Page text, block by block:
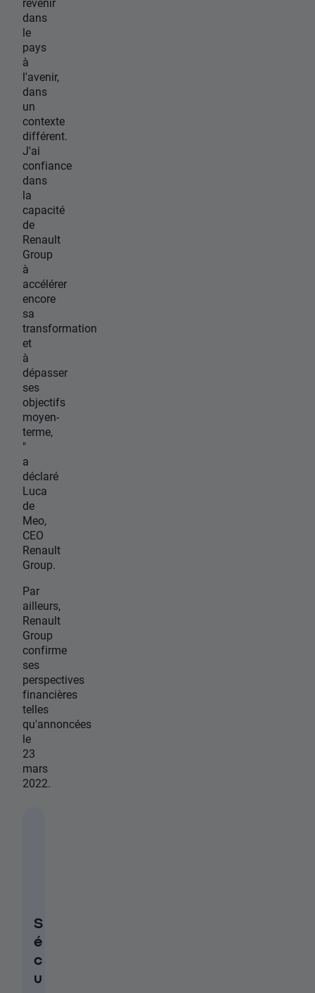
dans
le
pays
à
l'avenir,
dans
un
contexte
différent.
J'ai
confiance
dans
la
capacité
de
Renault
Group
à
accélérer
encore
sa
transformation
et
à
dépasser
ses
objectifs
moyen-
terme,
"
a
déclaré
Luca
de
Meo,
CEO
Renault
Group.
Par
ailleurs,
Renault
Group
confirme
ses
perspectives
financières
telles
qu'annoncées
le
23
mars
2022.
S
é
c
u